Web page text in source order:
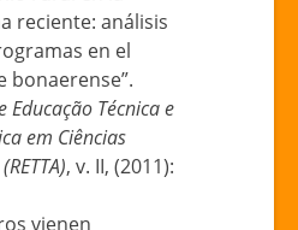
reciente: análisis
en el
bonaerense”.
Educação Técnica e
em Ciências
, v. II, (2011):
vienen